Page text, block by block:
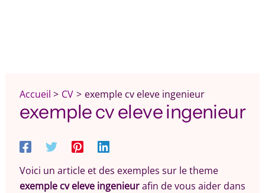
Accueil CV exemple cv eleve ingenieur
exemple cv eleve ingenieur
Voici un article et des exemples sur le theme
exemple cv eleve ingenieurafin de vous aider dans